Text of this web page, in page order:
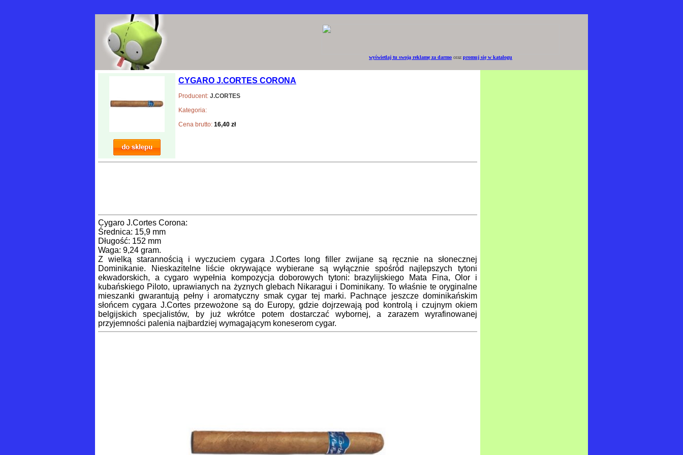
wyświetlaj tu swoją reklamę za darmo oraz promuj się w katalogu
CYGARO J.CORTES CORONA
Producent: J.CORTES
Kategoria:
Cena brutto: 16,40 zł
Cygaro J.Cortes Corona:
Średnica: 15,9 mm
Długość: 152 mm
Waga: 9,24 gram.
Z wielką starannością i wyczuciem cygara J.Cortes long filler zwijane są ręcznie na słonecznej
Dominikanie. Nieskazitelne liście okrywające wybierane są wyłącznie spośród najlepszych tytoni
ekwadorskich, a cygaro wypełnia kompozycja doborowych tytoni: brazylijskiego Mata Fina, Olor i
kubańskiego Piloto, uprawianych na żyznych glebach Nikaragui i Dominikany. To właśnie te oryginalne
mieszanki gwarantują pełny i aromatyczny smak cygar tej marki. Pachnące jeszcze dominikańskim
słońcem cygara J.Cortes przewożone są do Europy, gdzie dojrzewają pod kontrolą i czujnym okiem
belgijskich specjalistów, by już wkrótce potem dostarczać wybornej, a zarazem wyrafinowanej
przyjemności palenia najbardziej wymagającym koneserom cygar.